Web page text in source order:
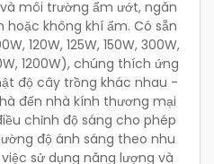
môi trường ẩm ướt, ngăn
không khí ẩm. Có sẵn
120W, 125W, 150W, 300W,
1200W), chúng thích ứng
độ cây trồng khác nhau -
đến nhà kính thương mại
chỉnh độ sáng cho phép
độ ánh sáng theo nhu
sử dụng năng lượng và